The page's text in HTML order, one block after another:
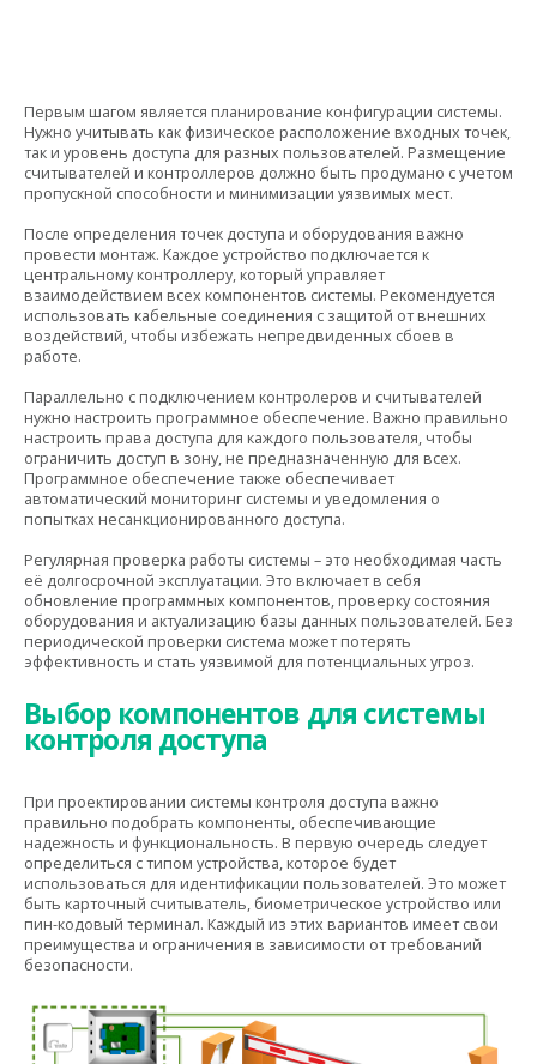
Первым шагом является планирование конфигурации системы.
Нужно учитывать как физическое расположение входных точек,
так и уровень доступа для разных пользователей. Размещение
считывателей и контроллеров должно быть продумано с учетом
пропускной способности и минимизации уязвимых мест.
После определения точек доступа и оборудования важно
провести монтаж. Каждое устройство подключается к
центральному контроллеру, который управляет
взаимодействием всех компонентов системы. Рекомендуется
использовать кабельные соединения с защитой от внешних
воздействий, чтобы избежать непредвиденных сбоев в
работе.
Параллельно с подключением контролеров и считывателей
нужно настроить программное обеспечение. Важно правильно
настроить права доступа для каждого пользователя, чтобы
ограничить доступ в зону, не предназначенную для всех.
Программное обеспечение также обеспечивает
автоматический мониторинг системы и уведомления о
попытках несанкционированного доступа.
Регулярная проверка работы системы – это необходимая часть
её долгосрочной эксплуатации. Это включает в себя
обновление программных компонентов, проверку состояния
оборудования и актуализацию базы данных пользователей. Без
периодической проверки система может потерять
эффективность и стать уязвимой для потенциальных угроз.
Выбор компонентов для системы
контроля доступа
При проектировании системы контроля доступа важно
правильно подобрать компоненты, обеспечивающие
надежность и функциональность. В первую очередь следует
определиться с типом устройства, которое будет
использоваться для идентификации пользователей. Это может
быть карточный считыватель, биометрическое устройство или
пин-кодовый терминал. Каждый из этих вариантов имеет свои
преимущества и ограничения в зависимости от требований
безопасности.